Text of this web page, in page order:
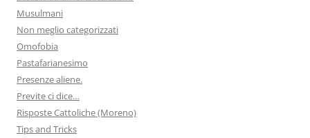
Musulmani
Non meglio categorizzati
Omofobia
Pastafarianesimo
Presenze aliene.
Previte ci dice…
Risposte Cattoliche (Moreno)
Tips and Tricks